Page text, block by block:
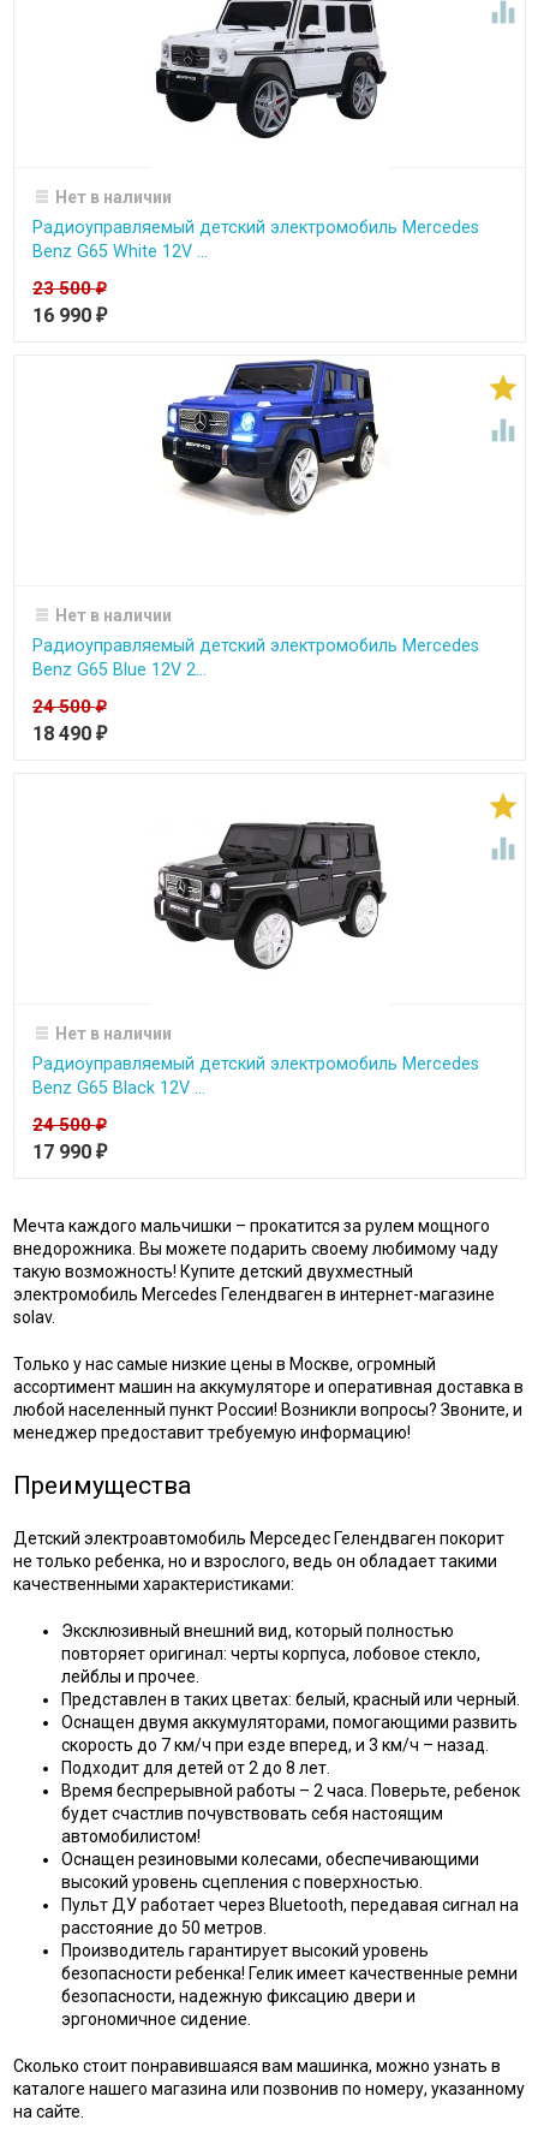

Нет в наличии
Радиоуправляемый детский электромобиль Mercedes
Benz G65 White 12V ...
23 500₽
16 990 ₽


Нет в наличии
Радиоуправляемый детский электромобиль Mercedes
Benz G65 Blue 12V 2...
24 500₽
18 490 ₽


Нет в наличии
Радиоуправляемый детский электромобиль Mercedes
Benz G65 Black 12V ...
24 500₽
17 990 ₽
Мечта каждого мальчишки – прокатится за рулем мощного
внедорожника. Вы можете подарить своему любимому чаду
такую возможность! Купите детский двухместный
электромобиль Mercedes Гелендваген в интернет-магазине
solav.
Только у нас самые низкие цены в Москве, огромный
ассортимент машин на аккумуляторе и оперативная доставка в
любой населенный пункт России! Возникли вопросы? Звоните, и
менеджер предоставит требуемую информацию!
Преимущества
Детский электроавтомобиль Мерседес Гелендваген покорит
не только ребенка, но и взрослого, ведь он обладает такими
качественными характеристиками:
Эксклюзивный внешний вид, который полностью
повторяет оригинал: черты корпуса, лобовое стекло,
лейблы и прочее.
Представлен в таких цветах: белый, красный или черный.
Оснащен двумя аккумуляторами, помогающими развить
скорость до 7 км/ч при езде вперед, и 3 км/ч – назад.
Подходит для детей от 2 до 8 лет.
Время беспрерывной работы – 2 часа. Поверьте, ребенок
будет счастлив почувствовать себя настоящим
автомобилистом!
Оснащен резиновыми колесами, обеспечивающими
высокий уровень сцепления с поверхностью.
Пульт ДУ работает через Bluetooth, передавая сигнал на
расстояние до 50 метров.
Производитель гарантирует высокий уровень
безопасности ребенка! Гелик имеет качественные ремни
безопасности, надежную фиксацию двери и
эргономичное сидение.
Сколько стоит понравившаяся вам машинка, можно узнать в
каталоге нашего магазина или позвонив по номеру, указанному
на сайте.